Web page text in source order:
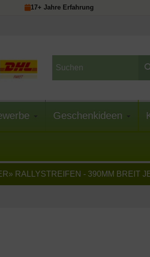
17+ Jahre Erfahrung
Geschenkideen
» RALLYSTREIFEN - 390MM BREIT